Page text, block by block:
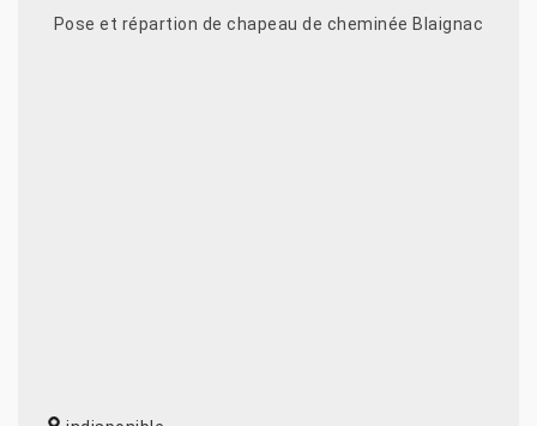
Pose et répartion de chapeau de cheminée Blaignac